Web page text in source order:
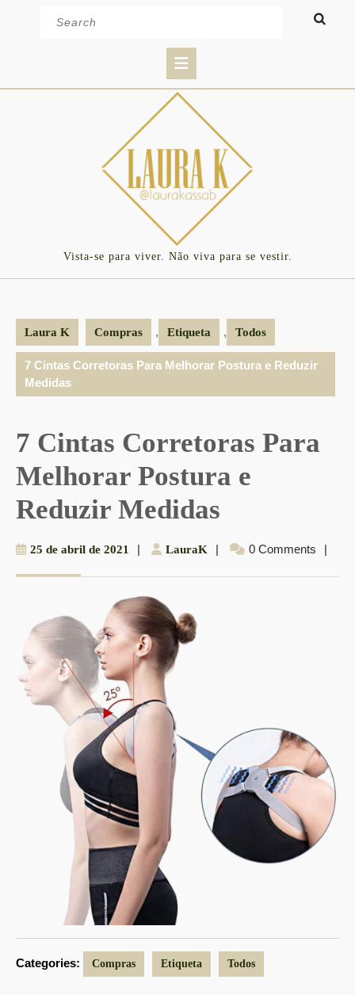
Button
Vista-se para viver. Não viva para se vestir.
Laura K Compras , Etiqueta , Todos
7 Cintas Corretoras Para Melhorar Postura e Reduzir
Medidas
7 Cintas Corretoras Para
Melhorar Postura e
Reduzir Medidas
25 de abril de 2021
25
de
2021
| LauraK LauraK
| 0 Comments |
Categories: Compras Etiqueta Todos